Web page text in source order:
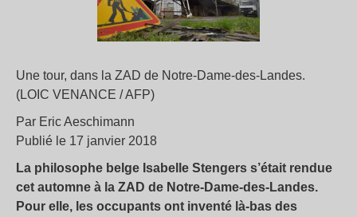
Une tour, dans la ZAD de Notre-Dame-des-Landes.
(LOIC VENANCE / AFP)
Par Eric Aeschimann
Publié le 17 janvier 2018
La philosophe belge Isabelle Stengers s’était rendue
cet automne à la ZAD de Notre-Dame-des-Landes.
Pour elle, les occupants ont inventé là-bas des